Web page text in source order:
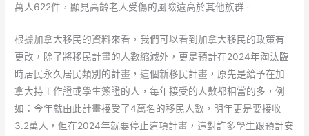
萬人622件，顯見高齡老人受傷的風險遠高於其他族群。
根據加拿大移民的資料來看，我們可以看到加拿大移民的政策有
更改，除了將移民計畫的人數縮減外，更是預計在2024年淘汰臨
時居民永久居民類別的計畫，這個新移民計畫，原先是給予在加
拿大持工作證或學生簽證的人，每年接受的人數都相當的多，例
如：今年就由此計畫接受了4萬名的移民人數，明年更是要接收
3.2萬人，但在2024年就要停止這項計畫，這對許多學生跟預計安